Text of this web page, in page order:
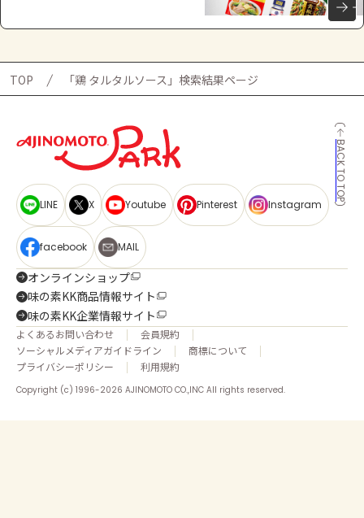
TOP 「鶏 タルタルソース」検索結果ページ
BACK TO TOP
LINE X Youtube Pinterest Instagram
facebook MAIL
オンラインショップ
味の素KK商品情報サイト
味の素KK企業情報サイト
よくあるお問い合わせ
会員規約
ソーシャルメディアガイドライン
商標について
プライバシーポリシー
利用規約
Copyright (c) 1996-2026 AJINOMOTO CO.,INC All rights reserved.